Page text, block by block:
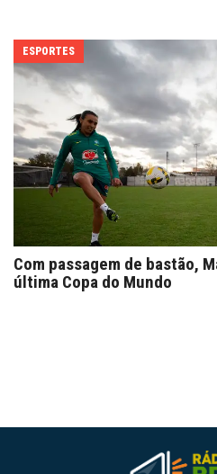
ESPORTES
Com passagem de bastão,
última Copa do Mundo